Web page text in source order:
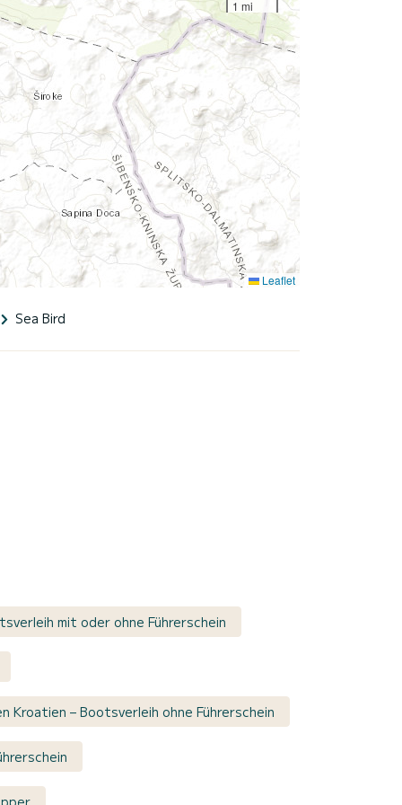
1 mi
Leaflet
Sea Bird
mit oder ohne Führerschein
Kroatien – Bootsverleih ohne Führerschein